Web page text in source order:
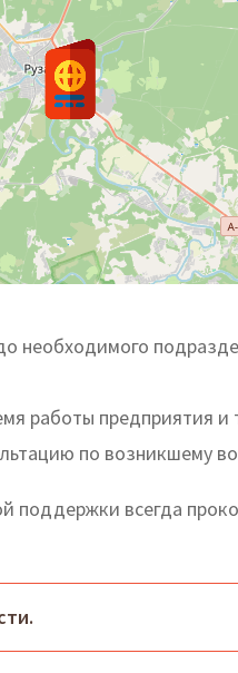
необходимого
работы предприятия
по возникшему
поддержки всегда